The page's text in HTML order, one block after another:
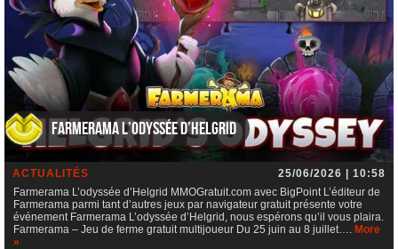
Farmerama L’odyssée d’Helgrid
ACTUALITÉS
25/06/2026 | 10:58
Farmerama L’odyssée d’Helgrid MMOGratuit.com avec BigPoint L’éditeur de
Farmerama parmi tant d’autres jeux par navigateur gratuit présente votre
événement Farmerama L’odyssée d’Helgrid, nous espérons qu’il vous plaira.
Farmerama – Jeu de ferme gratuit multijoueur Du 25 juin au 8 juillet…. More
»